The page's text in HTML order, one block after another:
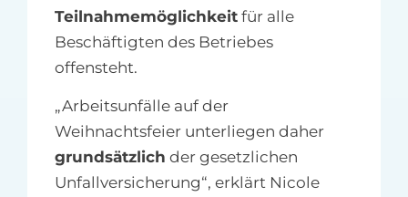
Teilnahmemöglichkeitfür alle
Beschäftigten des Betriebes
offensteht.
„Arbeitsunfälle auf der
Weihnachtsfeier unterliegen daher
grundsätzlich der gesetzlichen
Unfallversicherung“, erklärt Nicole